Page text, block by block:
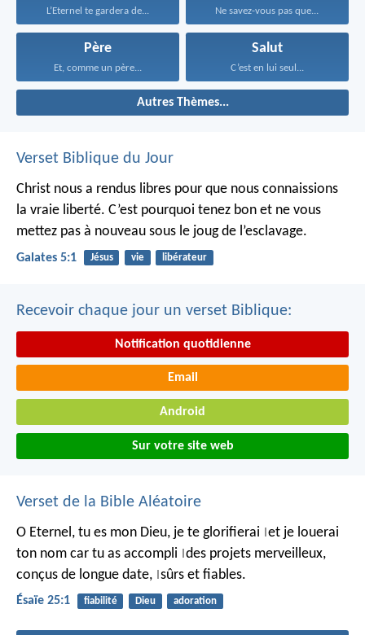
L’Eternel te gardera de... Ne savez-vous pas que...
Père
Et, comme un père...
Salut
C’est en lui seul...
Autres Thèmes...
Verset Biblique du Jour
Christ nous a rendus libres pour que nous connaissions
la vraie liberté. C’est pourquoi tenez bon et ne vous
mettez pas à nouveau sous le joug de l’esclavage.
Galates 5:1 Jésus vie libérateur
Recevoir chaque jour un verset Biblique:
Notification quotidienne
Email
Android
Sur votre site web
Verset de la Bible Aléatoire
O Eternel, tu es mon Dieu, je te glorifierai et je louerai
ton nom car tu as accompli des projets merveilleux,
conçus de longue date, sûrs et fiables.
Ésaïe 25:1 fiabilité Dieu adoration